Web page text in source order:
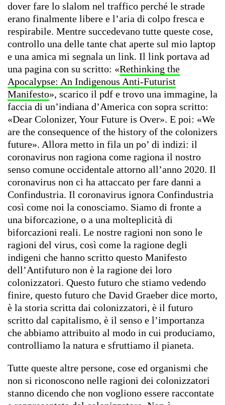
dover fare lo slalom nel traffico perché le strade
erano finalmente libere e l’aria di colpo fresca e
respirabile. Mentre succedevano tutte queste cose,
controllo una delle tante chat aperte sul mio laptop
e una amica mi segnala un link. Il link portava ad
una pagina con su scritto: «Rethinking the
Apocalypse: An Indigenous Anti-Futurist
Manifesto», scarico il pdf e trovo una immagine, la
faccia di un’indiana d’America con sopra scritto:
«Dear Colonizer, Your Future is Over». E poi: «We
are the consequence of the history of the colonizers
future». Allora metto in fila un po’ di indizi: il
coronavirus non ragiona come ragiona il nostro
senso comune occidentale attorno all’anno 2020. Il
coronavirus non ci ha attaccato per fare danni a
Confindustria. Il coronavirus ignora Confindustria
così come noi la conosciamo. Siamo di fronte a
una biforcazione, o a una molteplicità di
biforcazioni reali. Le nostre ragioni non sono le
ragioni del virus, così come la ragione degli
indigeni che hanno scritto questo Manifesto
dell’Antifuturo non è la ragione dei loro
colonizzatori. Questo futuro che stiamo vedendo
finire, questo futuro che David Graeber dice morto,
è la storia scritta dai colonizzatori, è il futuro
scritto dal capitalismo, è il senso e l’importanza
che abbiamo attribuito al modo in cui produciamo,
controlliamo la natura e sfruttiamo il pianeta.
Tutte queste altre persone, cose ed organismi che
non si riconoscono nelle ragioni dei colonizzatori
stanno dicendo che non vogliono essere raccontate